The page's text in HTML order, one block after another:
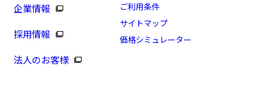
企業情報
採用情報
法人のお客様
ご利用条件
サイトマップ
価格シミュレーター